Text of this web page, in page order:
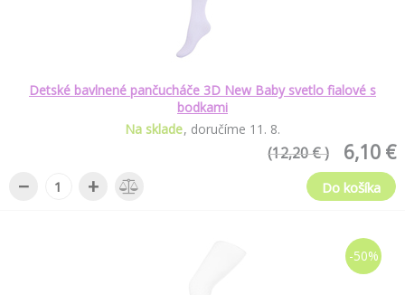
Detské bavlnené pančucháče 3D New Baby svetlo fialové s
bodkami
Na sklade doručíme 11 . 8.
6,10 €
(12,20 € )
− + Do košíka
-50%